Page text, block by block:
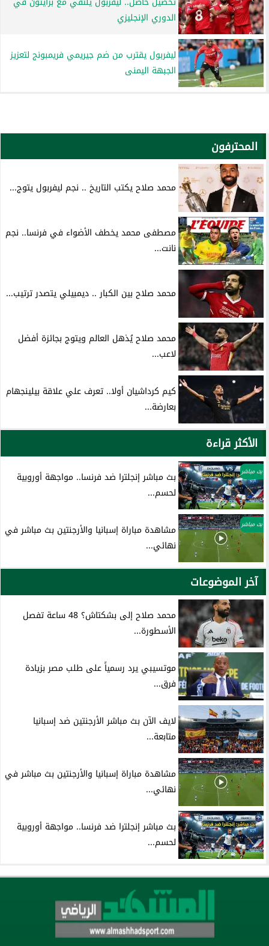
الدوري الإنجليزي
ليفربول يقترب من ضم جيريمي فريمبونج لتعزيز
الجبهة اليمنى
المحترفون
محمد صلاح يكتب التاريخ .. نجم ليفربول يتوج...
مصطفى محمد يخطف الأضواء في فرنسا.. نجم
نانت...
محمد صلاح بين الكبار .. ديمبيلي يتصدر ترتيب...
محمد صلاح يُذهل العالم ويتوج بجائزة أفضل
لاعب...
كيم كرداشيان أولا.. تعرف علي علاقة بيلينجهام
بعارضة...
الأكثر قراءة
بث مباشر
بث مباشر إنجلترا ضد فرنسا.. مواجهة أوروبية
لحسم...
بث مباشر
مشاهدة مباراة إسبانيا والأرجنتين بث مباشر في
نهائي...
آخر الموضوعات
محمد صلاح إلى بشكتاش؟ 48 ساعة تفصل
الأسطورة...
موتسيبي يرد رسمياً على طلب مصر بزيادة
فرق...
لايف الآن بث مباشر الأرجنتين ضد إسبانيا
متابعة...
مشاهدة مباراة إسبانيا والأرجنتين بث مباشر في
نهائي...
بث مباشر إنجلترا ضد فرنسا.. مواجهة أوروبية
لحسم...